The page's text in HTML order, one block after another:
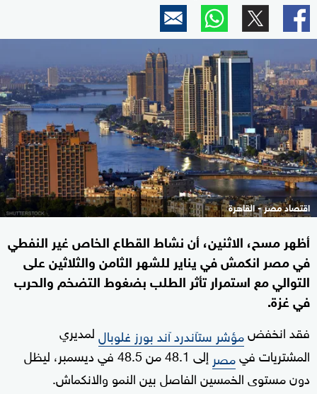
اقتصاد مصر - القاهرة
أظهر مسح، الاثنين، أن نشاط القطاع الخاص غير النفطي
في مصر انكمش في يناير للشهر الثامن والثلاثين على
التوالي مع استمرار تأثر الطلب بضغوط التضخم والحرب
في غزة.
فقد انخفضمؤشر ستآندرد آند بورز غلوباللمديري
المشتريات فيمصر
إلى 48.1 من 48.5 في ديسمبر، ليظل
دون مستوى الخمسين الفاصل بين النمو والانكماش.